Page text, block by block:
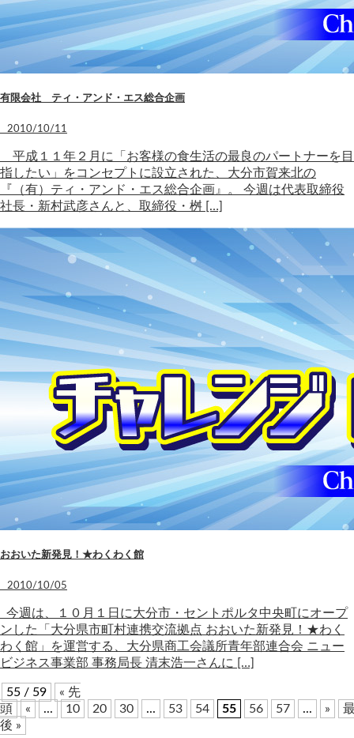
有限会社 ティ・アンド・エス総合企画
2010/10/11
平成１１年２月に「お客様の食生活の最良のパートナーを目
指したい」をコンセプトに設立された、大分市賀来北の
『（有）ティ・アンド・エス総合企画』。 今週は代表取締役
社長・新村武彦さんと、取締役・桝 […]
おおいた新発見！★わくわく館
2010/10/05
今週は、１０月１日に大分市・セントポルタ中央町にオープ
ンした「大分県市町村連携交流拠点 おおいた新発見！★わく
わく館」を運営する、大分県商工会議所青年部連合会 ニュー
ビジネス事業部 事務局長 清末浩一さんに […]
55 / 59
« 先
頭
« ... 10 20 30 ... 53 54 55 56 57 ... »
後 »